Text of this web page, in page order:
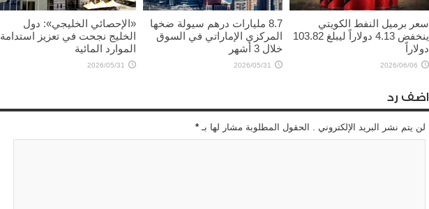
سعر برميل النفط الكويتي
ينخفض 4.13 دولاراً ليبلغ 103.82
دولاراً
2026/06/06
8.7 مليارات درهم سيولة ضخها
المركزي الإماراتي في السوق
خلال 3 أشهر
2026/05/31
«الإحصائي الخليجي»: دول
الخليج نجحت في تعزيز استدامة
الموارد المائية
2026/05/31
اضف رد
لن يتم نشر البريد الإلكتروني . الحقول المطلوبة مشار لها بـ *